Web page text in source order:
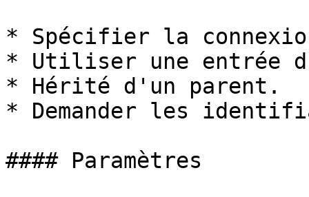
* Spécifier la
* Utiliser une entrée
* Hérité d'un parent.
* Demander les
#### Paramètres